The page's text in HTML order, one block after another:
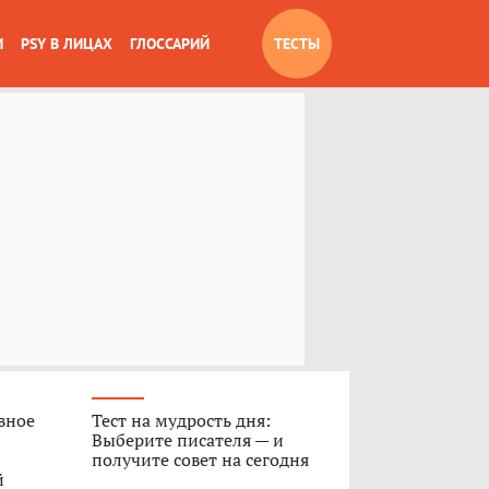
PSY В ЛИЦАХ ГЛОССАРИЙ ТЕСТЫ
Тест на мудрость дня:
Выберите писателя — и
получите совет на сегодня